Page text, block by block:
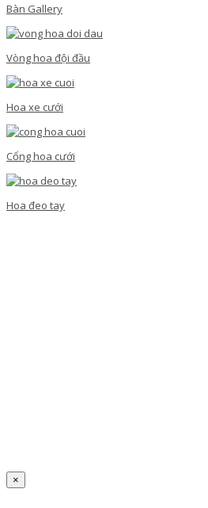
Bàn Gallery
Vòng hoa đội đầu
Hoa xe cưới
Cổng hoa cưới
Hoa đeo tay
×